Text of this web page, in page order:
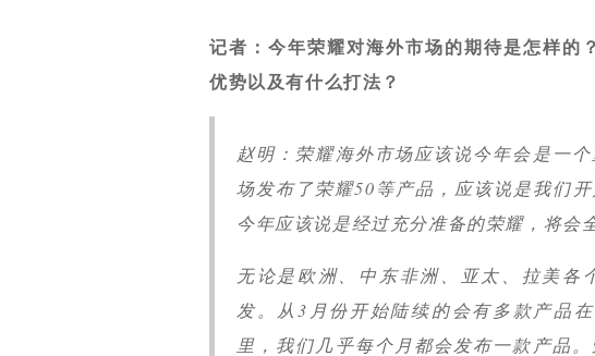
记者：今年荣耀对海外市场的期待是怎样的
优势以及有什么打法？
赵明：荣耀海外市场应该说今年会是一
场发布了荣耀50等产品，应该说是我们
今年应该说是经过充分准备的荣耀，将会
无论是欧洲、中东非洲、亚太、拉美各
发。从3月份开始陆续的会有多款产品
里，我们几乎每个月都会发布一款产品